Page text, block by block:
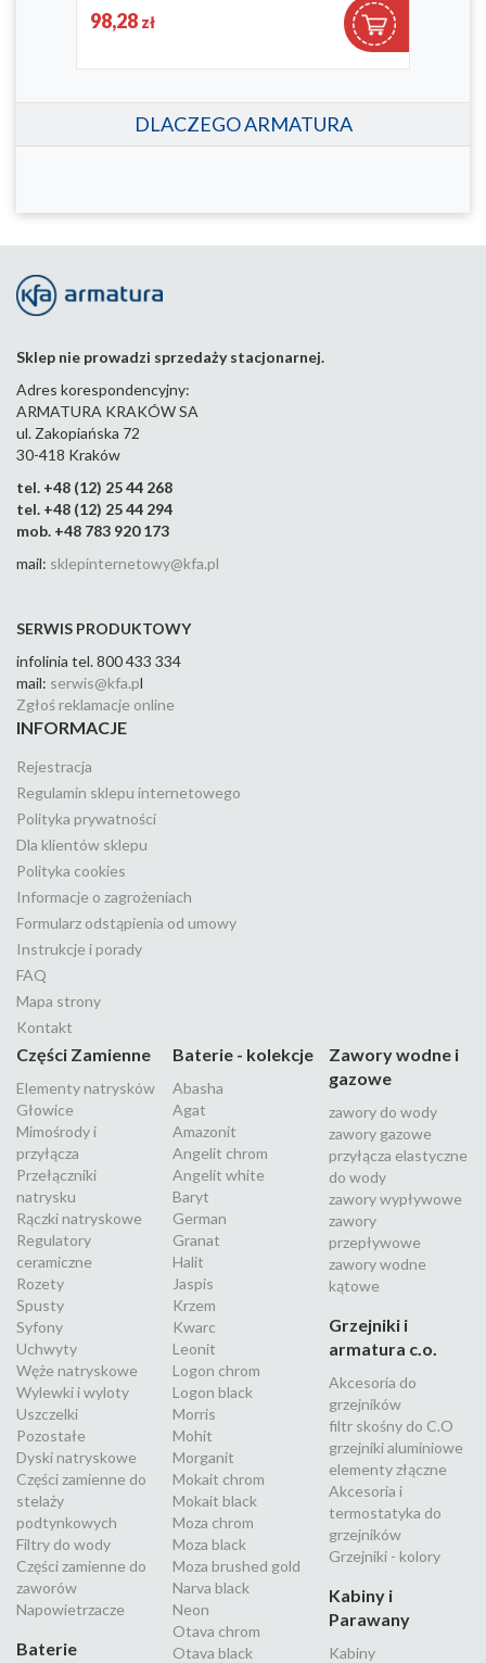
98,28 zł
DLACZEGO ARMATURA
Sklep nie prowadzi sprzedaży stacjonarnej.
Adres korespondencyjny:
ARMATURA KRAKÓW SA
ul. Zakopiańska 72
30-418 Kraków
tel. +48 (12) 25 44 268
tel. +48 (12) 25 44 294
mob. +48 783 920 173
mail: sklepinternetowy@kfa.pl
SERWIS PRODUKTOWY
infolinia tel. 800 433 334
mail: serwis@kfa.pl
Zgłoś reklamacje online
INFORMACJE
Rejestracja
Regulamin sklepu internetowego
Polityka prywatności
Dla klientów sklepu
Polityka cookies
Informacje o zagrożeniach
Formularz odstąpienia od umowy
Instrukcje i porady
FAQ
Mapa strony
Kontakt
Części Zamienne
Elementy natrysków
Głowice
Mimośrody i
przyłącza
Przełączniki
natrysku
Rączki natryskowe
Regulatory
ceramiczne
Rozety
Spusty
Syfony
Uchwyty
Węże natryskowe
Wylewki i wyloty
Uszczelki
Pozostałe
Dyski natryskowe
Części zamienne do
stelaży
podtynkowych
Filtry do wody
Części zamienne do
zaworów
Napowietrzacze
Baterie
Baterie - kolekcje
Abasha
Agat
Amazonit
Angelit chrom
Angelit white
Baryt
German
Granat
Halit
Jaspis
Krzem
Kwarc
Leonit
Logon chrom
Logon black
Morris
Mohit
Morganit
Mokait chrom
Mokait black
Moza chrom
Moza black
Moza brushed gold
Narva black
Neon
Otava chrom
Otava black
Zawory wodne i
gazowe
zawory do wody
zawory gazowe
przyłącza elastyczne
do wody
zawory wypływowe
zawory
przepływowe
zawory wodne
kątowe
Grzejniki i
armatura c.o.
Akcesoria do
grzejników
filtr skośny do C.O
grzejniki aluminiowe
elementy złączne
Akcesoria i
termostatyka do
grzejników
Grzejniki - kolory
Kabiny i
Parawany
Kabiny